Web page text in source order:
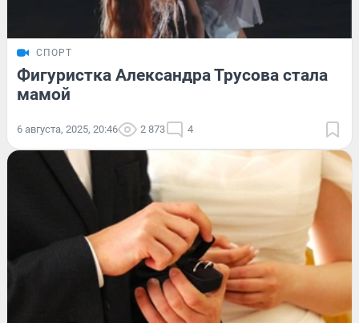
СПОРТ
Фигуристка Александра Трусова стала
мамой
6 августа, 2025, 20:46 2 873 4